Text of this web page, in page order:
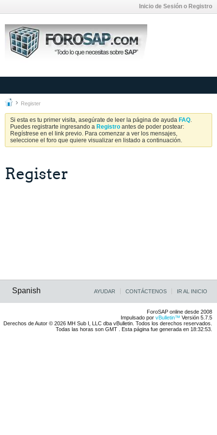
Inicio de Sesión o Registro
Register
Si esta es tu primer visita, asegúrate de leer la página de ayuda FAQ.
Puedes registrarte ingresando a Registro antes de poder postear:
Regístrese en el link previo. Para comenzar a ver los mensajes,
seleccione el foro que quiere visualizar en listado a continuación.
Register
Spanish AYUDAR CONTÁCTENOS IR AL INICIO
ForoSAP online desde 2008
Impulsado por vBulletin™ Versión 5.7.5
Derechos de Autor © 2026 MH Sub I, LLC dba vBulletin. Todos los derechos reservados.
Todas las horas son GMT . Esta página fue generada en 18:32:53.